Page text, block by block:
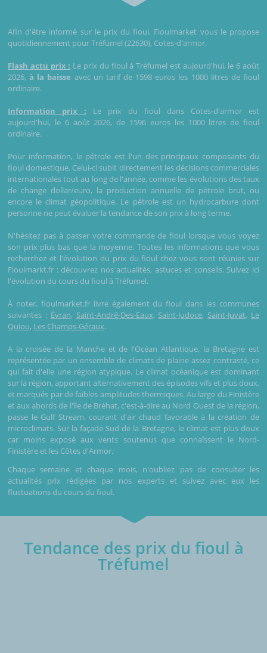
Afin d'être informé sur le prix du fioul, Fioulmarket vous le propose
quotidiennement pour Tréfumel (22630), Cotes-d'armor.
Flash actu prix : Le prix du fioul à Tréfumel est aujourd'hui, le 6 août
2026,à la baisse avec un tarif de 1598 euros les 1000 litres de fioul
ordinaire.
Information prix : Le prix du fioul dans Cotes-d'armor est
aujourd'hui, le 6 août 2026, de 1596 euros les 1000 litres de fioul
ordinaire.
Pour information, le pétrole est l'un des principaux composants du
fioul domestique. Celui-ci subit directement les décisions commerciales
internationales tout au long de l'année, comme les évolutions des taux
de change dollar/euro, la production annuelle de pétrole brut, ou
encore le climat géopolitique. Le pétrole est un hydrocarbure dont
personne ne peut évaluer la tendance de son prix à long terme.
N'hésitez pas à passer votre commande de fioul lorsque vous voyez
son prix plus bas que la moyenne. Toutes les informations que vous
recherchez et l'évolution du prix du fioul chez vous sont réunies sur
Fioulmarkt.fr : découvrez nos actualités, astuces et conseils. Suivez ici
l'évolution du cours du fioul à Tréfumel.
À noter, fioulmarket.fr livre également du fioul dans les communes
suivantes : Évran, Saint-André-Des-Eaux, Saint-Judoce, Saint-Juvat, Le
Quiou, Les Champs-Géraux.
A la croisée de la Manche et de l'Océan Atlantique, la Bretagne est
représentée par un ensemble de climats de plaine assez contrasté, ce
qui fait d'elle une région atypique. Le climat océanique est dominant
sur la région, apportant alternativement des épisodes vifs et plus doux,
et marqués par de faibles amplitudes thermiques. Au large du Finistère
et aux abords de l'île de Bréhat, c'est-à-dire au Nord Ouest de la région,
passe le Gulf Stream, courant d'air chaud favorable à la création de
microclimats. Sur la façade Sud de la Bretagne, le climat est plus doux
car moins exposé aux vents soutenus que connaîssent le Nord-
Finistère et les Côtes d'Armor.
Chaque semaine et chaque mois, n'oubliez pas de consulter les
actualités prix rédigées par nos experts et suivez avec eux les
fluctuations du cours du fioul.
Tendance des prix du fioul à
Tréfumel